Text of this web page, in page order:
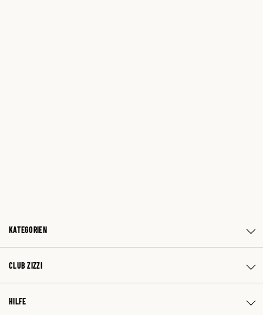
KATEGORIEN
CLUB ZIZZI
HILFE